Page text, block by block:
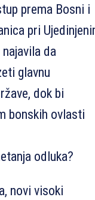
prema Bosni i
pri
da
glavnu
dok bi
bonskih ovlasti
odluka?
novi visoki